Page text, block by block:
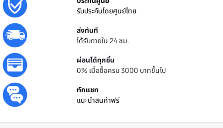
รับประกันโดยศูนย์ไทย
ส่งทันที
ได้รับภายใน 24 ชม.
ผ่อนได้ทุกชิ้น
0% เมื่อซื้อครบ 3000 บาทขึ้นไป
ทักแชท
แนะนำสินค้าฟรี